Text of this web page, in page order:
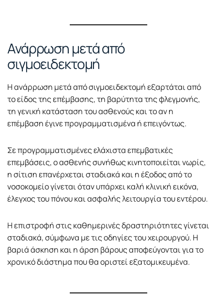
Ανάρρωση μετά από
σιγμοειδεκτομή
Η ανάρρωση μετά από σιγμοειδεκτομή εξαρτάται από
το είδος της επέμβασης, τη βαρύτητα της φλεγμονής,
τη γενική κατάσταση του ασθενούς και το αν η
επέμβαση έγινε προγραμματισμένα ή επειγόντως.
Σε προγραμματισμένες ελάχιστα επεμβατικές
επεμβάσεις, ο ασθενής συνήθως κινητοποιείται νωρίς,
η σίτιση επανέρχεται σταδιακά και η έξοδος από το
νοσοκομείο γίνεται όταν υπάρχει καλή κλινική εικόνα,
έλεγχος του πόνου και ασφαλής λειτουργία του εντέρου.
Η επιστροφή στις καθημερινές δραστηριότητες γίνεται
σταδιακά, σύμφωνα με τις οδηγίες του χειρουργού. Η
βαριά άσκηση και η άρση βάρους αποφεύγονται για το
χρονικό διάστημα που θα οριστεί εξατομικευμένα.